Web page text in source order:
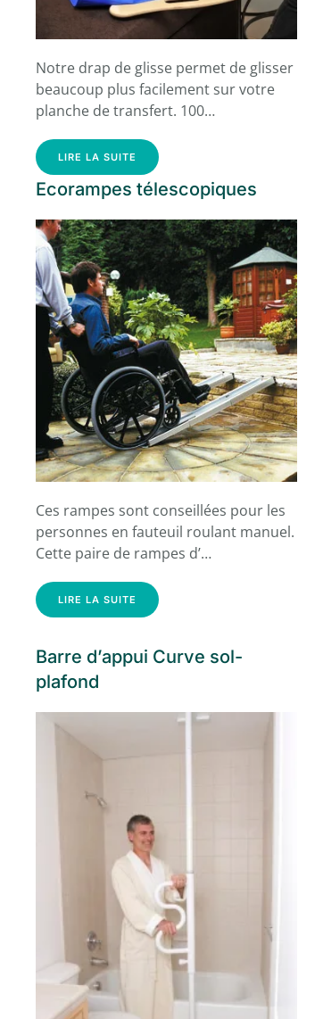
Notre drap de glisse permet de glisser
beaucoup plus facilement sur votre
planche de transfert. 100…
LIRE LA SUITE
Ecorampes télescopiques
Ces rampes sont conseillées pour les
personnes en fauteuil roulant manuel.
Cette paire de rampes d’…
LIRE LA SUITE
Barre d’appui Curve sol-
plafond